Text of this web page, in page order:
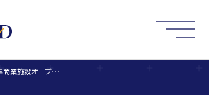
2017年商業施設オープン予定カレンダー（2017.4.3更新・全国版）